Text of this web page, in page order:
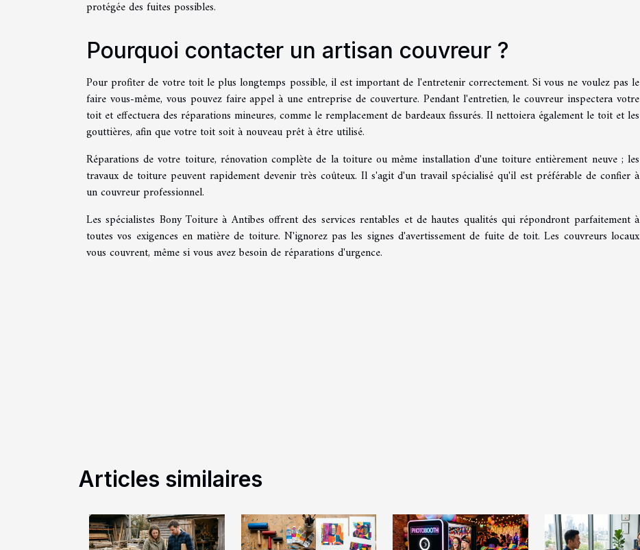
protégée des fuites possibles.
Pourquoi contacter un artisan couvreur ?
Pour profiter de votre toit le plus longtemps possible, il est important de l'entretenir correctement. Si vous ne voulez pas le
faire vous-même, vous pouvez faire appel à une entreprise de couverture. Pendant l'entretien, le couvreur inspectera votre
toit et effectuera des réparations mineures, comme le remplacement de bardeaux fissurés. Il nettoiera également le toit et les
gouttières, afin que votre toit soit à nouveau prêt à être utilisé.
Réparations de votre toiture, rénovation complète de la toiture ou même installation d'une toiture entièrement neuve ; les
travaux de toiture peuvent rapidement devenir très coûteux. Il s'agit d'un travail spécialisé qu'il est préférable de confier à
un couvreur professionnel.
Les spécialistes Bony Toiture à Antibes offrent des services rentables et de hautes qualités qui répondront parfaitement à
toutes vos exigences en matière de toiture. N'ignorez pas les signes d'avertissement de fuite de toit. Les couvreurs locaux
vous couvrent, même si vous avez besoin de réparations d'urgence.
Articles similaires